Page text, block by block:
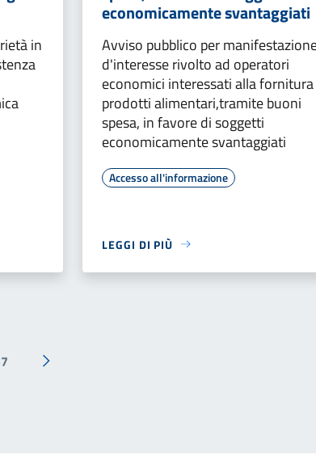
in
economicamente svantaggiati
Avviso pubblico per
d'interesse rivolto ad operatori
economici interessati alla
prodotti alimentari,tramite buoni
spesa, in favore di soggetti
economicamente svantaggiati
Accesso all'informazione
LEGGI DI PIÙ
Pagina successiva